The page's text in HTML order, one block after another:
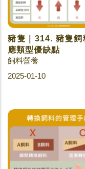
豬隻｜314. 豬隻飼
應類型優缺點
飼料營養
2025-01-10